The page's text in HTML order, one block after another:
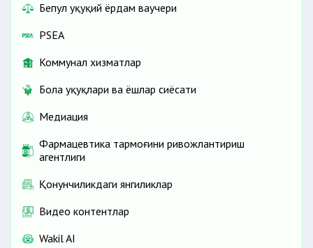
Бепул ҳуқуқий ёрдам ваучери
PSEA
Коммунал хизматлар
Бола ҳуқуқлари ва ёшлар сиёсати
Медиация
Фармацевтика тармоғини ривожлантириш
агентлиги
Қонунчиликдаги янгиликлар
Видео контентлар
Wakil AI